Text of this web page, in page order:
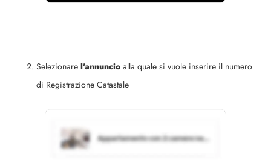
Selezionare l'annuncio alla quale si vuole inserire il numero
di Registrazione Catastale